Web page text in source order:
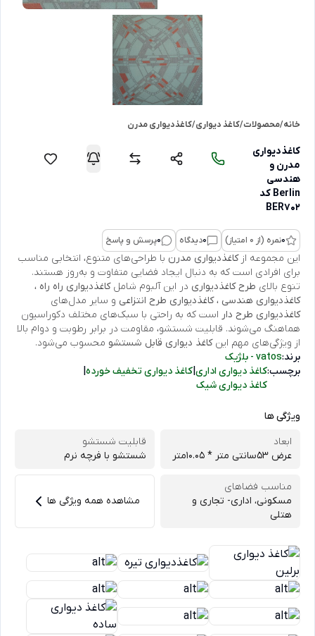
خانه/محصولات/کاغذ دیواری/کاغذدیواری مدرن
کاغذدیواری
مدرن و
هندسی
Berlin کد
BER702
0نمره (از 0 امتیاز) 0دیدگاه 0پرسش و پاسخ
این مجموعه ازکاغذدیواری مدرن با طراحی‌های متنوع، انتخابی مناسب
برای افرادی است که به دنبال ایجاد فضایی متفاوت و به‌روز هستند.
تنوع بالای طرح کاغذدیواری در این آلبوم شاملکاغذدیواری راه راه ،
کاغذدیواری هندسی ،کاغذدیواری طرح انتزاعی و سایر مدل‌های
کاغذدیواری طرح دار است که به راحتی با سبک‌های مختلف دکوراسیون
هماهنگ می‌شوند. قابلیت شستشو، مقاومت در برابر رطوبت و دوام بالا
از ویژگی‌های مهم اینکاغذ دیواری قابل شستشو محسوب می‌شود.
برند:vatos - بلژیک
برچسب:کاغذ دیواری اداری کاغذ دیواری تخفیف خورده
کاغذ دیواری شیک
ویژگی ها
ابعاد
عرض 53سانتی متر * 10.05متر
قابلیت شستشو
شستشو با فرچه نرم
مناسب فضاهای
مسکونی، اداری- تجاری و
هتلی
مشاهده همه ویژگی ها